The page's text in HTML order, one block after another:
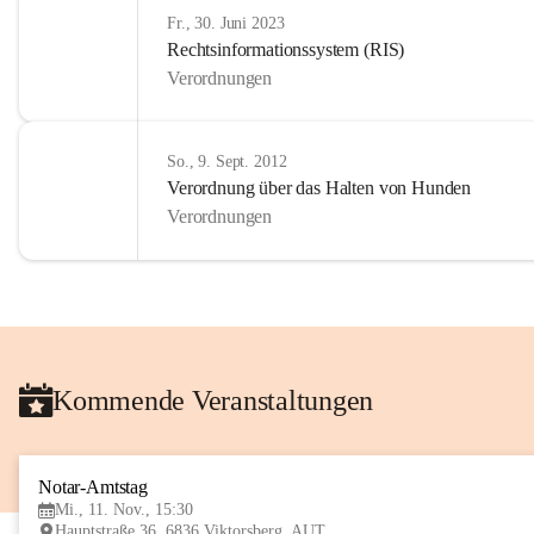
Fr., 30. Juni 2023
Rechtsinformationssystem (RIS)
Verordnungen
So., 9. Sept. 2012
Verordnung über das Halten von Hunden
Verordnungen
Kommende Veranstaltungen
Notar-Amtstag
Mi., 11. Nov., 15:30